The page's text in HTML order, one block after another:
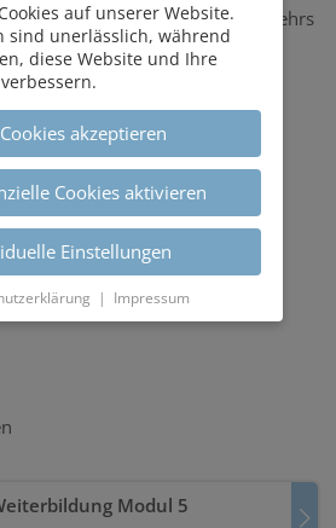
auf Risiken des Straßenverkehrs
illegaler Einwanderer
vorzubeugen
Bedeutung einer guten
Verfassung
Einschätzung der Lage bei
das zu einem positiven
beiträgt
Modul 5
auf unserer Website.
sind unerlässlich, während
diese Website und Ihre
akzeptieren
Cookies aktivieren
Einstellungen
| Impressum